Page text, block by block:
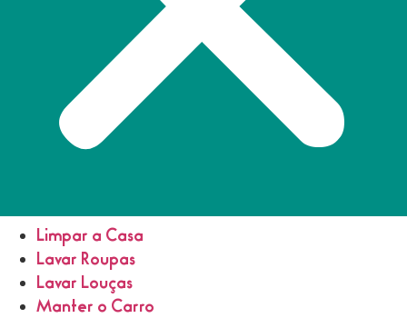
Limpar a Casa
Lavar Roupas
Lavar Louças
Manter o Carro